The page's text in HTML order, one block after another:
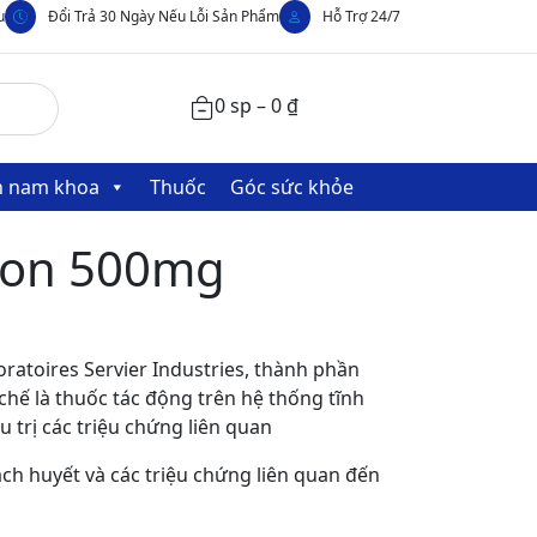
Đổi Trả 30 Ngày Nếu Lỗi Sản Phẩm Hỗ Trợ 24/7
0 sp –0₫
khoa Thuốc Góc sức khỏe
500mg
Servier Industries, thành phần
là thuốc tác động trên hệ thống tĩnh
trị các triệu chứng liên quan
huyết và các triệu chứng liên quan đến